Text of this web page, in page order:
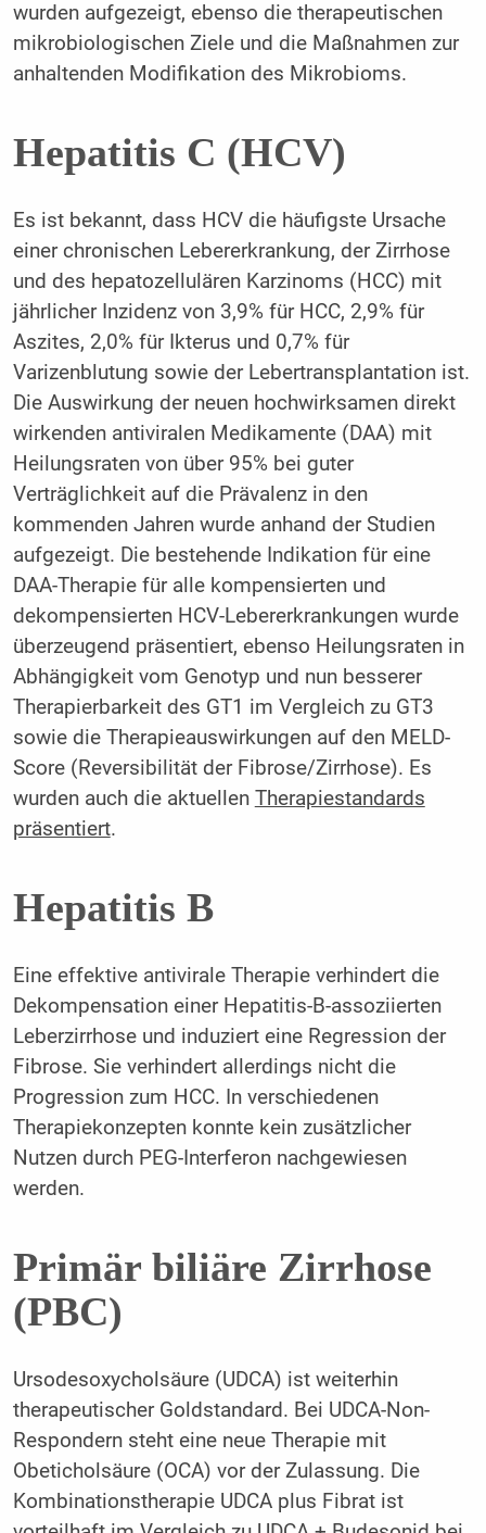
wurden aufgezeigt, ebenso die therapeutischen
mikrobiologischen Ziele und die Maßnahmen zur
anhaltenden Modifikation des Mikrobioms.
Hepatitis C (HCV)
Es ist bekannt, dass HCV die häufigste Ursache
einer chronischen Lebererkrankung, der Zirrhose
und des hepatozellulären Karzinoms (HCC) mit
jährlicher Inzidenz von 3,9% für HCC, 2,9% für
Aszites, 2,0% für Ikterus und 0,7% für
Varizenblutung sowie der Lebertransplantation ist.
Die Auswirkung der neuen hochwirksamen direkt
wirkenden antiviralen Medikamente (DAA) mit
Heilungsraten von über 95% bei guter
Verträglichkeit auf die Prävalenz in den
kommenden Jahren wurde anhand der Studien
aufgezeigt. Die bestehende Indikation für eine
DAA-Therapie für alle kompensierten und
dekompensierten HCV-Lebererkrankungen wurde
überzeugend präsentiert, ebenso Heilungsraten in
Abhängigkeit vom Genotyp und nun besserer
Therapierbarkeit des GT1 im Vergleich zu GT3
sowie die Therapieauswirkungen auf den MELD-
Score (Reversibilität der Fibrose/Zirrhose). Es
wurden auch die aktuellen Therapiestandards
präsentiert.
Hepatitis B
Eine effektive antivirale Therapie verhindert die
Dekompensation einer Hepatitis-B-assoziierten
Leberzirrhose und induziert eine Regression der
Fibrose. Sie verhindert allerdings nicht die
Progression zum HCC. In verschiedenen
Therapiekonzepten konnte kein zusätzlicher
Nutzen durch PEG-Interferon nachgewiesen
werden.
Primär biliäre Zirrhose
(PBC)
Ursodesoxycholsäure (UDCA) ist weiterhin
therapeutischer Goldstandard. Bei UDCA-Non-
Respondern steht eine neue Therapie mit
Obeticholsäure (OCA) vor der Zulassung. Die
Kombinationstherapie UDCA plus Fibrat ist